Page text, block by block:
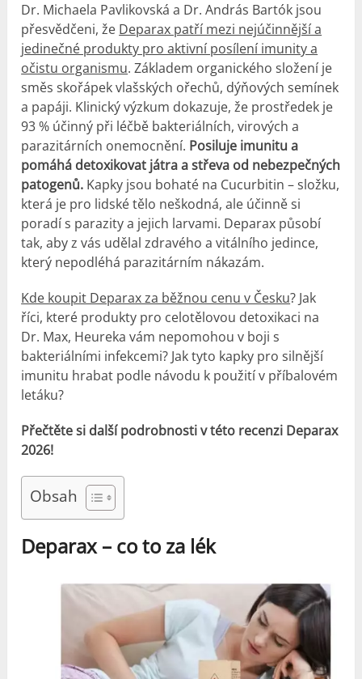
Dr. Michaela Pavlikovská a Dr. András Bartók jsou
přesvědčeni, že Deparax patří mezi nejúčinnější a
jedinečné produkty pro aktivní posílení imunity a
očistu organismu. Základem organického složení je
směs skořápek vlašských ořechů, dýňových semínek
a papáji. Klinický výzkum dokazuje, že prostředek je
93 % účinný při léčbě bakteriálních, virových a
parazitárních onemocnění. Posiluje imunitu a
pomáhá detoxikovat játra a střeva od nebezpečných
patogenů. Kapky jsou bohaté na Cucurbitin – složku,
která je pro lidské tělo neškodná, ale účinně si
poradí s parazity a jejich larvami. Deparax působí
tak, aby z vás udělal zdravého a vitálního jedince,
který nepodléhá parazitárním nákazám.
Kde koupit Deparax za běžnou cenu v Česku? Jak
říci, které produkty pro celotělovou detoxikaci na
Dr. Max, Heureka vám nepomohou v boji s
bakteriálními infekcemi? Jak tyto kapky pro silnější
imunitu hrabat podle návodu k použití v příbalovém
letáku?
Přečtěte si další podrobnosti v této recenzi Deparax
2026!
Obsah
Deparax – co to za lék